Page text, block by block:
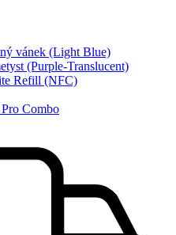
vánek (Light Blue)
(Purple-Translucent)
Refill (NFC)
Combo